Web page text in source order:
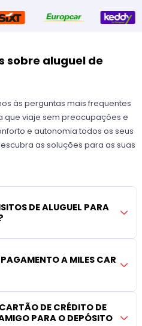
sobre aluguel de
às perguntas mais frequentes
que viaje sem preocupações e
e autonomia todos os seus
as soluções para as suas
DE ALUGUEL PARA
A MILES CAR
DE CRÉDITO DE
PARA O DEPÓSITO